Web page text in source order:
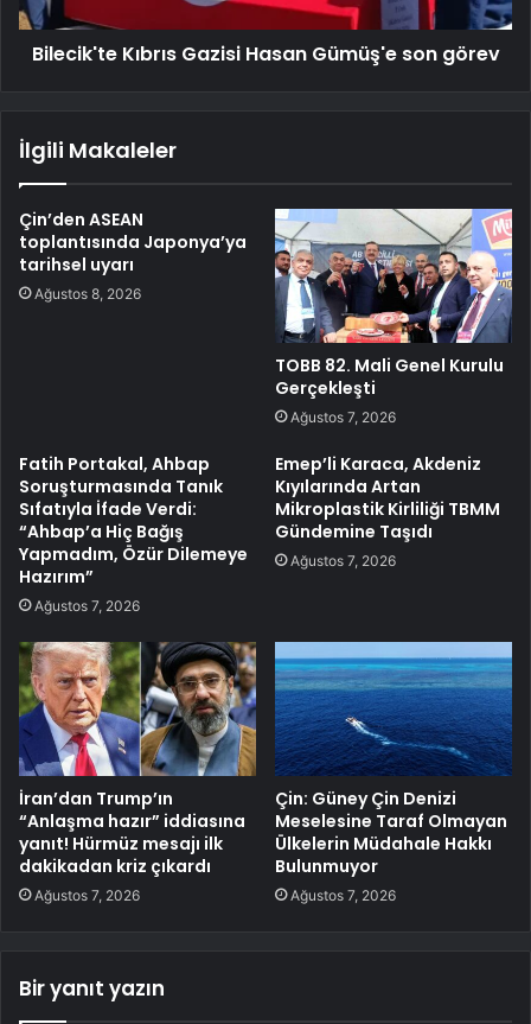
Bilecik'te Kıbrıs Gazisi Hasan Gümüş'e son görev
İlgili Makaleler
Çin’den ASEAN
toplantısında Japonya’ya
tarihsel uyarı
Ağustos 8, 2026
TOBB 82. Mali Genel Kurulu
Gerçekleşti
Ağustos 7, 2026
Fatih Portakal, Ahbap
Soruşturmasında Tanık
Sıfatıyla İfade Verdi:
“Ahbap’a Hiç Bağış
Yapmadım, Özür Dilemeye
Hazırım”
Ağustos 7, 2026
Emep’li Karaca, Akdeniz
Kıyılarında Artan
Mikroplastik Kirliliği TBMM
Gündemine Taşıdı
Ağustos 7, 2026
İran’dan Trump’ın
“Anlaşma hazır” iddiasına
yanıt! Hürmüz mesajı ilk
dakikadan kriz çıkardı
Ağustos 7, 2026
Çin: Güney Çin Denizi
Meselesine Taraf Olmayan
Ülkelerin Müdahale Hakkı
Bulunmuyor
Ağustos 7, 2026
Bir yanıt yazın